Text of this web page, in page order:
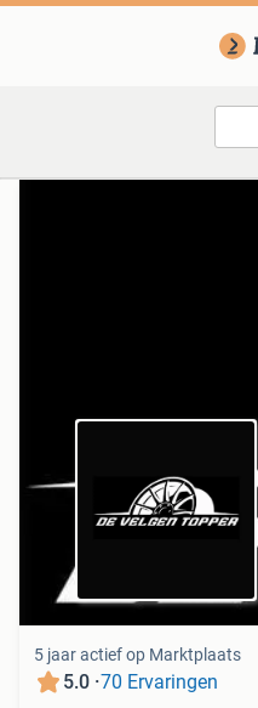
5 jaar actief op Marktplaats
5.0 ·70 Ervaringen